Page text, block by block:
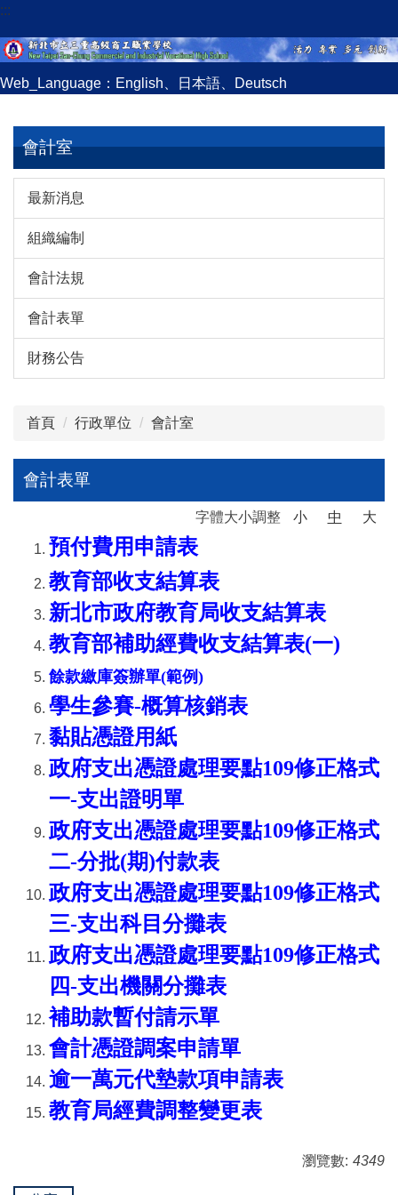
跳
到
主
要
內
:::
Web_Language： English 日本語 Deutsch
會計室
最新消息
組織編制
會計法規
會計表單
財務公告
首頁 行政單位 會計室
會計表單
字體大小調整 小 中 大
預付費用申請表
教育部收支結算表
新北市政府教育局收支結算表
教育部補助經費收支結算表(一)
餘款繳庫簽辦單(範例)
學生參賽-概算核銷表
黏貼憑證用紙
政府支出憑證處理要點109修正格式
一-支出證明單
政府支出憑證處理要點109修正格式
二-分批(期)付款表
政府支出憑證處理要點109修正格式
三-支出科目分攤表
政府支出憑證處理要點109修正格式
四-支出機關分攤表
補助款暫付請示單
會計憑證調案申請單
逾一萬元代墊款項申請表
教育局經費調整變更表
瀏覽數: 4349